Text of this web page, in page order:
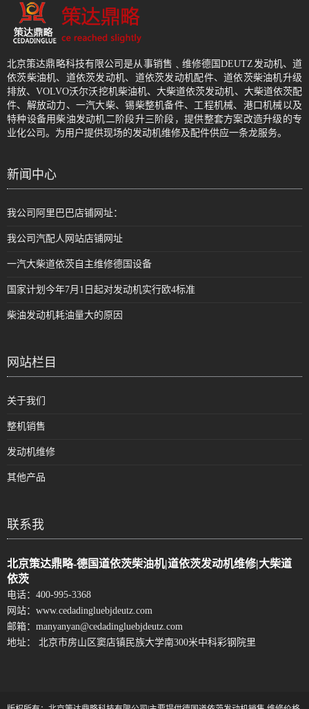
北京策达鼎略科技有限公司是从事销售﹑维修德国DEUTZ发动机、道
依茨柴油机、道依茨发动机、道依茨发动机配件、道依茨柴油机升级
排放、VOLVO沃尔沃挖机柴油机、大柴道依茨发动机、大柴道依茨配
件、解放动力、一汽大柴、锡柴整机备件、工程机械、港口机械以及
特种设备用柴油发动机二阶段升三阶段，提供整套方案改造升级的专
业化公司。为用户提供现场的发动机维修及配件供应一条龙服务。
新闻中心
我公司阿里巴巴店铺网址：
我公司汽配人网站店铺网址
一汽大柴道依茨自主维修德国设备
国家计划今年7月1日起对发动机实行欧4标准
柴油发动机耗油量大的原因
网站栏目
关于我们
整机销售
发动机维修
其他产品
联系我
北京策达鼎略-德国道依茨柴油机|道依茨发动机维修|大柴道
依茨
电话： 400-995-3368
网站： www.cedadingluebjdeutz.com
邮箱： manyanyan@cedadingluebjdeutz.com
地址： 北京市房山区窦店镇民族大学南300米中科彩钢院里